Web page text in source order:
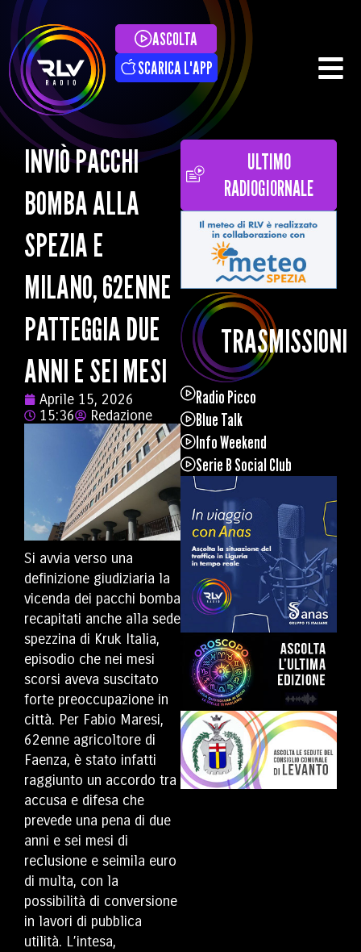
ASCOLTA
SCARICA L'APP
INVIÒ PACCHI
BOMBA ALLA
SPEZIA E
MILANO, 62ENNE
PATTEGGIA DUE
ANNI E SEI MESI
Aprile 15, 2026
15:36
Redazione
Si avvia verso una
definizione giudiziaria la
vicenda dei pacchi bomba
recapitati anche alla sede
spezzina di Kruk Italia,
episodio che nei mesi
scorsi aveva suscitato
forte preoccupazione in
città. Per Fabio Maresi,
62enne agricoltore di
Faenza, è stato infatti
raggiunto un accordo tra
accusa e difesa che
prevede una pena di due
anni e sei mesi di
reclusione e seimila euro
di multa, con la
possibilità di conversione
in lavori di pubblica
utilità. L’intesa,
ULTIMO
RADIOGIORNALE
TRASMISSIONI
Radio Picco
Blue Talk
Info Weekend
Serie B Social Club